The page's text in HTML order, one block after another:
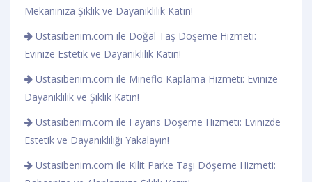
Mekanınıza Şıklık ve Dayanıklılık Katın!
Ustasibenim.com ile Doğal Taş Döşeme Hizmeti:
Evinize Estetik ve Dayanıklılık Katın!
Ustasibenim.com ile Mineflo Kaplama Hizmeti: Evinize
Dayanıklılık ve Şıklık Katın!
Ustasibenim.com ile Fayans Döşeme Hizmeti: Evinizde
Estetik ve Dayanıklılığı Yakalayın!
Ustasibenim.com ile Kilit Parke Taşı Döşeme Hizmeti: